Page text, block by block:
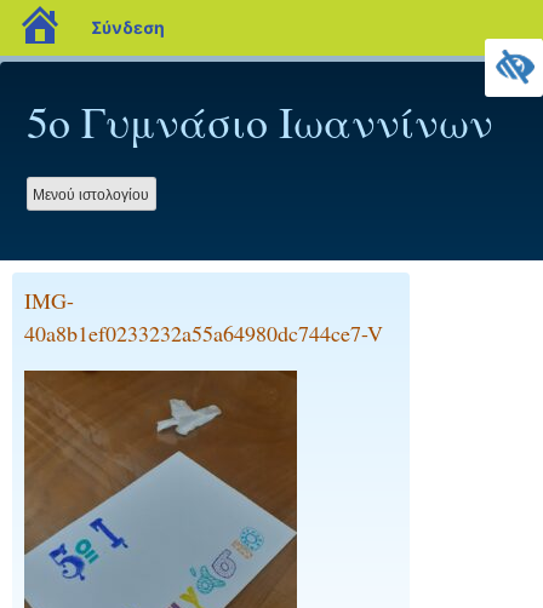
περιεχόμενο
5ο Γυμνάσιο Ιωαννίνων
Mενού ιστολογίου
IMG-
40a8b1ef0233232a55a64980dc744ce7-V
blogs.sch.gr
Σύνδεση